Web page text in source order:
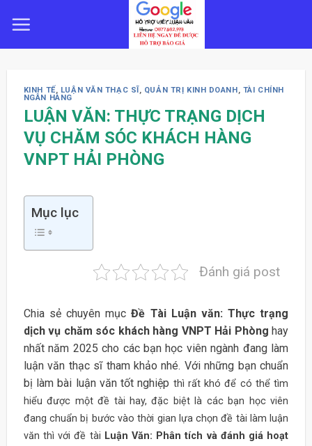
KINH TẾ, LUẬN VĂN THẠC SĨ , QUẢN TRỊ KINH DOANH, TÀI CHÍNH
NGÂN HÀNG
LUẬN VĂN: THỰC TRẠNG DỊCH
VỤ CHĂM SÓC KHÁCH HÀNG
VNPT HẢI PHÒNG
Mục lục
Đánh giá post
Chia sẻ chuyên mụcĐề Tài Luận văn: Thực trạng
dịch vụ chăm sóc khách hàng VNPT Hải Phòng hay
nhất năm 2025 cho các bạn học viên ngành đang làm
luận văn thạc sĩ tham khảo nhé. Với những bạn chuẩn
bị làm bài luận văn tốt nghiệp thì rất khó để có thể tìm
hiểu được một đề tài hay, đặc biệt là các bạn học viên
đang chuẩn bị bước vào thời gian lựa chọn đề tài làm luận
văn thì với đề tài Luận Văn: Phân tích và đánh giá hoạt